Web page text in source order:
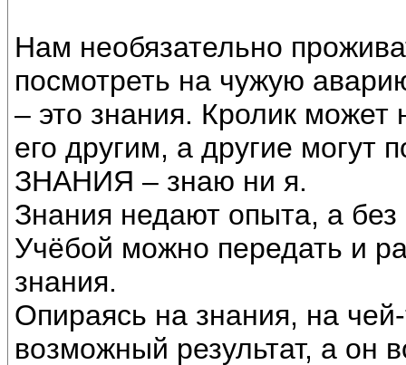
Нам необязательно
посмотреть на чужую
– это знания. Кролик может
его другим, а другие могут
ЗНАНИЯ – знаю ни я.
Знания недают опыта, а
Учёбой можно передать и
знания.
Опираясь на знания, на
возможный результат, а он